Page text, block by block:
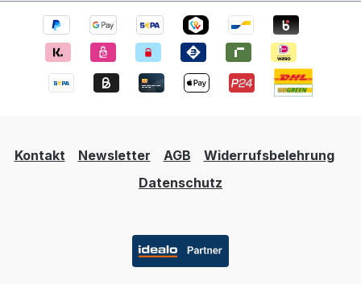
Kontakt Newsletter AGB
Widerrufsbelehrung
Datenschutz